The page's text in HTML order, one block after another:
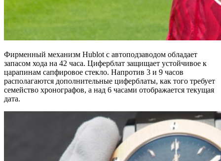
Фирменный механизм Hublot с автоподзаводом обладает
запасом хода на 42 часа. Циферблат защищает устойчивое к
царапинам сапфировое стекло. Напротив 3 и 9 часов
располагаются дополнительные циферблаты, как того требует
семейство хронографов, а над 6 часами отображается текущая
дата.